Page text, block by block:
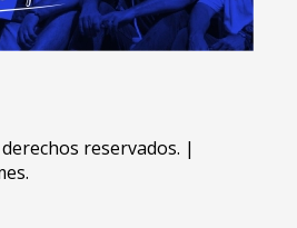
reservados. |